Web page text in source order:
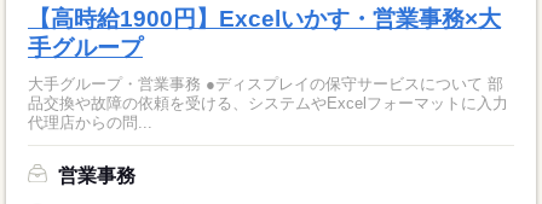
【高時給1900円】Excelいかす・営業事務×大
手グループ
大手グループ・営業事務 ●ディスプレイの保守サービスについて 部
品交換や故障の依頼を受ける、システムやExcelフォーマットに入力
代理店からの問...
営業事務